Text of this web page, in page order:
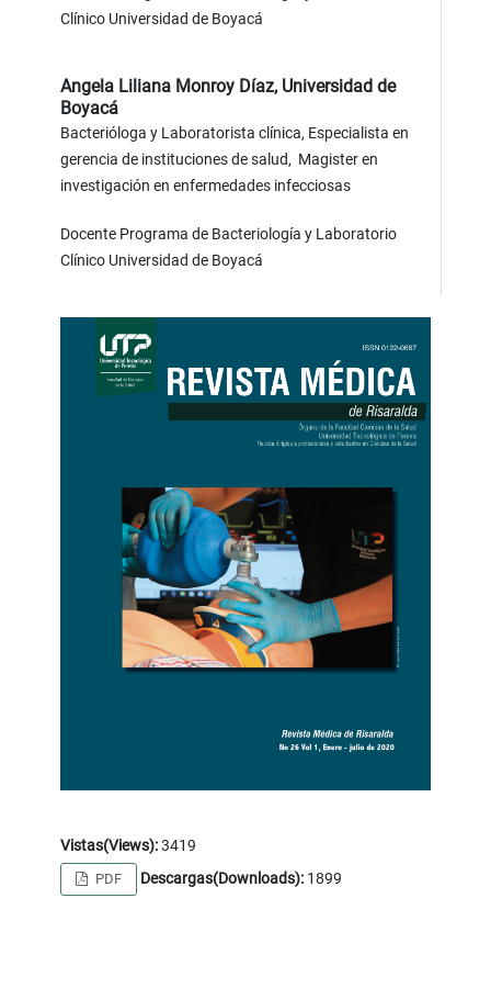
Clínico Universidad de Boyacá
Angela Liliana Monroy Díaz, Universidad de
Boyacá
Bacterióloga y Laboratorista clínica, Especialista en
gerencia de instituciones de salud, Magister en
investigación en enfermedades infecciosas
Docente Programa de Bacteriología y Laboratorio
Clínico Universidad de Boyacá
Vistas(Views):3419
PDF Descargas(Downloads):1899